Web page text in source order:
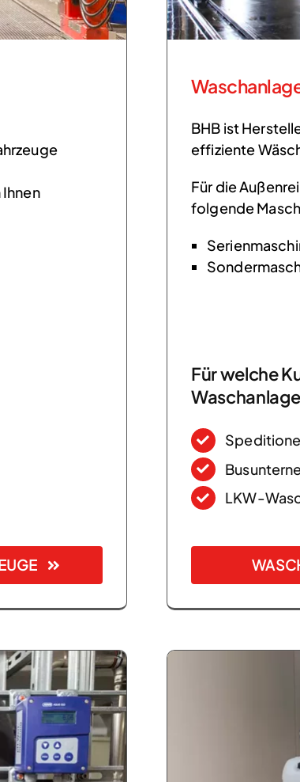
BHB ist
effiziente
Für die
folgende
Für welche
LKW-